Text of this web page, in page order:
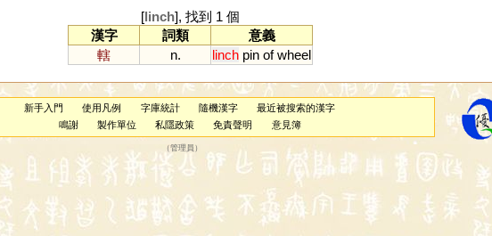
[linch], 找到 1 個
漢字
詞類
意義
轄
n. linch pin of wheel
新手入門 使用凡例 字庫統計 隨機漢字
最近被搜索的漢字
鳴謝
製作單位 私隱政策 免責聲明 意見簿
（管理員 ）